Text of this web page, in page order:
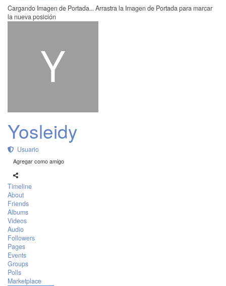
Cargando Imagen de Portada... Arrastra la Imagen de Portada para marcar
la nueva posición
Yosleidy
Usuario
Agregar como amigo
Timeline
About
Friends
Albums
Videos
Audio
Followers
Pages
Events
Groups
Polls
Marketplace